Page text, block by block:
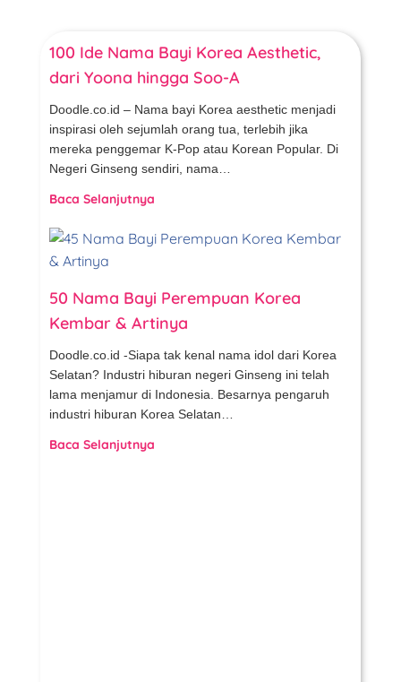
100 Ide Nama Bayi Korea Aesthetic,
dari Yoona hingga Soo-A
Doodle.co.id – Nama bayi Korea aesthetic menjadi
inspirasi oleh sejumlah orang tua, terlebih jika
mereka penggemar K-Pop atau Korean Popular. Di
Negeri Ginseng sendiri, nama…
Baca Selanjutnya
50 Nama Bayi Perempuan Korea
Kembar & Artinya
Doodle.co.id -Siapa tak kenal nama idol dari Korea
Selatan? Industri hiburan negeri Ginseng ini telah
lama menjamur di Indonesia. Besarnya pengaruh
industri hiburan Korea Selatan…
Baca Selanjutnya